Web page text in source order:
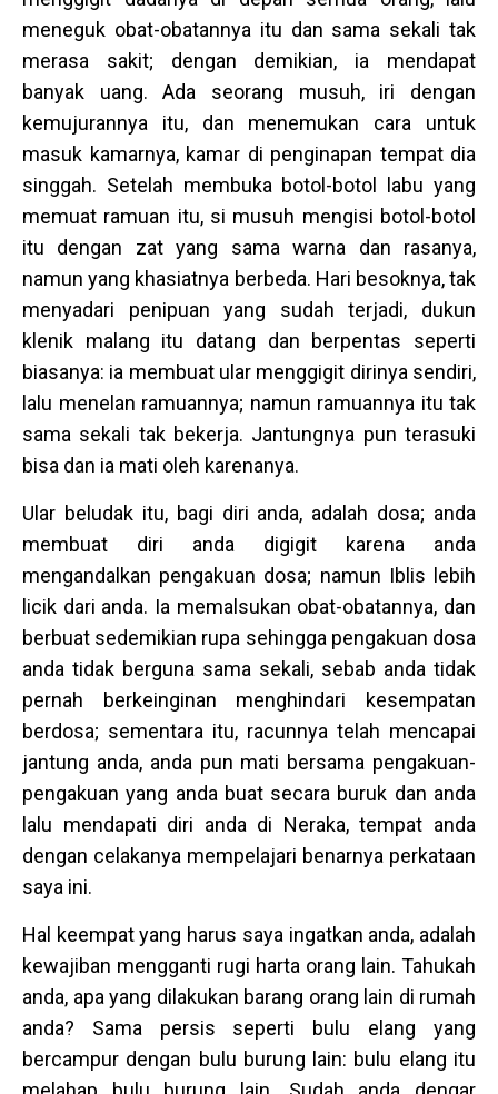
meneguk obat-obatannya itu dan sama sekali tak
merasa sakit; dengan demikian, ia mendapat
banyak uang. Ada seorang musuh, iri dengan
kemujurannya itu, dan menemukan cara untuk
masuk kamarnya, kamar di penginapan tempat dia
singgah. Setelah membuka botol-botol labu yang
memuat ramuan itu, si musuh mengisi botol-botol
itu dengan zat yang sama warna dan rasanya,
namun yang khasiatnya berbeda. Hari besoknya, tak
menyadari penipuan yang sudah terjadi, dukun
klenik malang itu datang dan berpentas seperti
biasanya: ia membuat ular menggigit dirinya sendiri,
lalu menelan ramuannya; namun ramuannya itu tak
sama sekali tak bekerja. Jantungnya pun terasuki
bisa dan ia mati oleh karenanya.
Ular beludak itu, bagi diri anda, adalah dosa; anda
membuat diri anda digigit karena anda
mengandalkan pengakuan dosa; namun Iblis lebih
licik dari anda. Ia memalsukan obat-obatannya, dan
berbuat sedemikian rupa sehingga pengakuan dosa
anda tidak berguna sama sekali, sebab anda tidak
pernah berkeinginan menghindari kesempatan
berdosa; sementara itu, racunnya telah mencapai
jantung anda, anda pun mati bersama pengakuan-
pengakuan yang anda buat secara buruk dan anda
lalu mendapati diri anda di Neraka, tempat anda
dengan celakanya mempelajari benarnya perkataan
saya ini.
Hal keempat yang harus saya ingatkan anda, adalah
kewajiban mengganti rugi harta orang lain. Tahukah
anda, apa yang dilakukan barang orang lain di rumah
anda? Sama persis seperti bulu elang yang
bercampur dengan bulu burung lain: bulu elang itu